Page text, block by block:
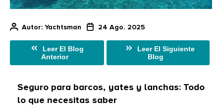
Autor: Yachtsman 24 Ago. 2025
Leer El Blog
Anterior
Leer El Siguiente
Blog
Seguro para barcos, yates y lanchas: Todo
lo que necesitas saber